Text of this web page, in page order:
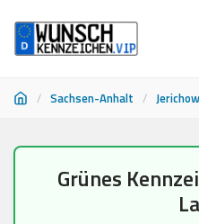
/ Sachsen-Anhalt /
Grünes